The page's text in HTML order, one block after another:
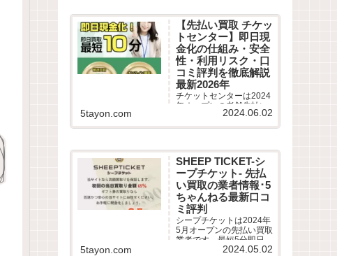
ら利用者の実際の口コミ
評判を徹底調査しまし
た。LINE完結の申込方法
や特徴、注意点など最新
情報でわかりやすく解説
します。
【先払い買取 チケッ
トセンター】即日現
金化の仕組み・安全
性・利用リスク・口
コミ評判を徹底解説
最新2026年
チケットセンターは2024
年オープンの老舗先払い
買取業者です。最短10分
ミ評判を徹底調査しまし
た。LINE完結の申込方法
や特徴、注意点など最新
情報でわかりやすく解説
します。
5tayon.com 2024.06.02
SHEEP TICKET-シ
ープチケット- 先払
い買取の業者情報･5
ちゃんねる最新口コ
ミ評判
シープチケットは2024年
5月オープンの先払い買取
業者です。最短5分即日現
金化サービスの仕組みや
5tayon.com 2024.05.02